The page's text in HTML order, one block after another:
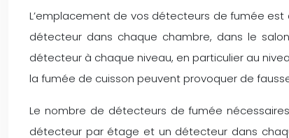
L’emplacement de vos détecteurs de fumée
détecteur dans chaque chambre, dans le
détecteur à chaque niveau, en particulier au
la fumée de cuisson peuvent provoquer de
Le nombre de détecteurs de fumée
détecteur par étage et un détecteur dans